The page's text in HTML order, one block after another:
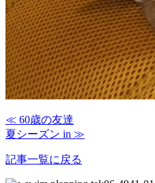
≪ 60歳の友達
夏シーズン in ≫
記事一覧に戻る